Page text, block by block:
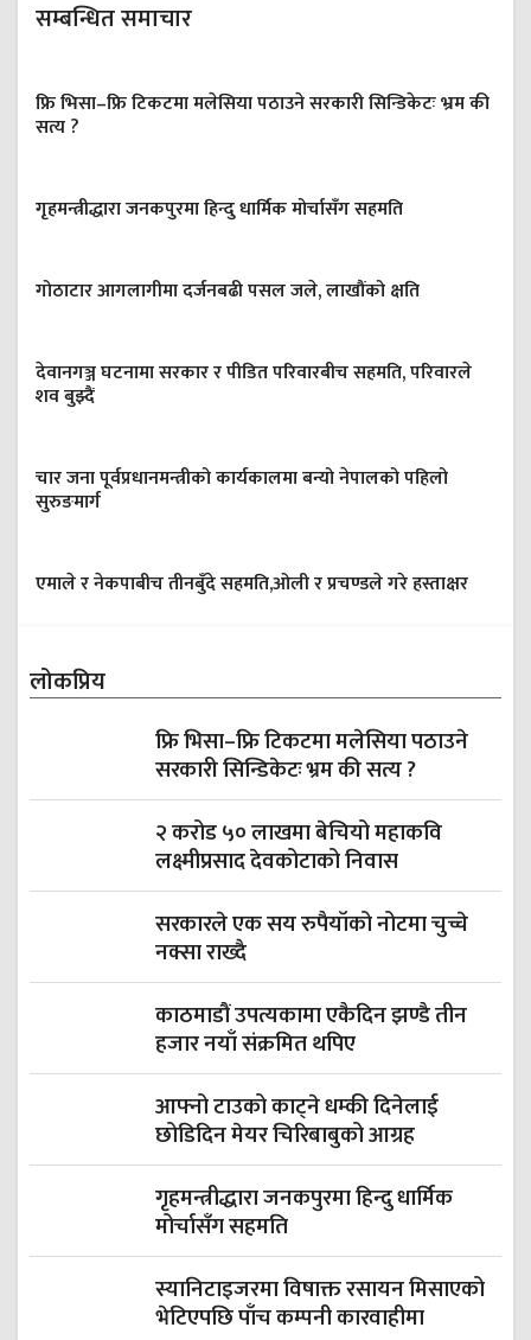
सम्बन्धित समाचार
फ्रि भिसा–फ्रि टिकटमा मलेसिया पठाउने सरकारी सिन्डिकेटः भ्रम की
सत्य ?
गृहमन्त्रीद्धारा जनकपुरमा हिन्दु धार्मिक मोर्चासँग सहमति
गोठाटार आगलागीमा दर्जनबढी पसल जले, लाखौंको क्षति
देवानगञ्ज घटनामा सरकार र पीडित परिवारबीच सहमति, परिवारले
शव बुझ्दैं
चार जना पूर्वप्रधानमन्त्रीको कार्यकालमा बन्यो नेपालको पहिलो
सुरुङमार्ग
एमाले र नेकपाबीच तीनबुँदे सहमति,ओली र प्रचण्डले गरे हस्ताक्षर
लोकप्रिय
फ्रि भिसा–फ्रि टिकटमा मलेसिया पठाउने
सरकारी सिन्डिकेटः भ्रम की सत्य ?
२ करोड ५० लाखमा बेचियो महाकवि
लक्ष्मीप्रसाद देवकोटाको निवास
सरकारले एक सय रुपैयाँको नोटमा चुच्चे
नक्सा राख्दै
काठमाडौं उपत्यकामा एकैदिन झण्डै तीन
हजार नयाँ संक्रमित थपिए
आफ्नो टाउको काट्ने धम्की दिनेलाई
छोडिदिन मेयर चिरिबाबुको आग्रह
गृहमन्त्रीद्धारा जनकपुरमा हिन्दु धार्मिक
मोर्चासँग सहमति
स्यानिटाइजरमा विषाक्त रसायन मिसाएको
भेटिएपछि पाँच कम्पनी कारवाहीमा